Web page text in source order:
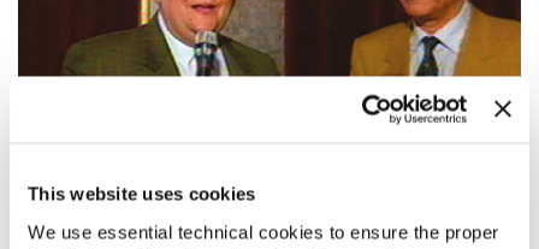
This website uses cookies
We use essential technical cookies to ensure the proper